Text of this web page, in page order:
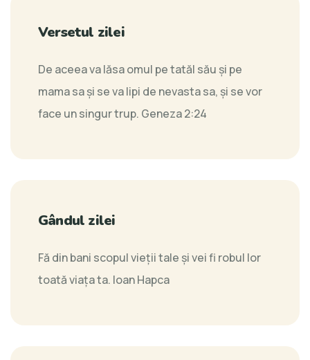
Versetul zilei
De aceea va lăsa omul pe tatăl său şi pe
mama sa şi se va lipi de nevasta sa, şi se vor
face un singur trup. Geneza 2:24
Gândul zilei
Fă din bani scopul vieții tale și vei fi robul lor
toată viața ta. Ioan Hapca